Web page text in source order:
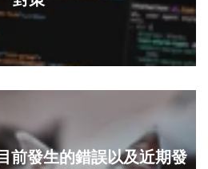
前發生的錯誤以及近期發